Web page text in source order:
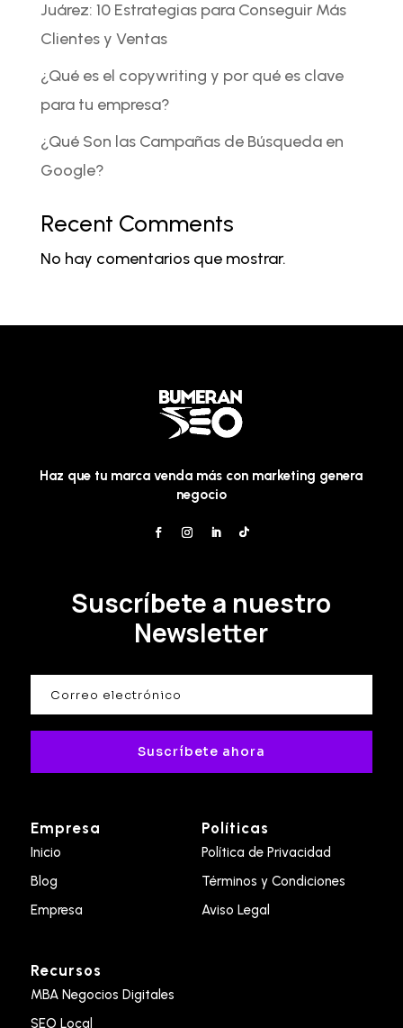
Juárez: 10 Estrategias para Conseguir Más
Clientes y Ventas
¿Qué es el copywriting y por qué es clave
para tu empresa?
¿Qué Son las Campañas de Búsqueda en
Google?
Recent Comments
No hay comentarios que mostrar.
Haz que tu marca venda más con marketing genera
negocio
Suscríbete a nuestro
Newsletter
Suscríbete ahora
Empresa
Inicio
Blog
Empresa
Políticas
Política de Privacidad
Términos y Condiciones
Aviso Legal
Recursos
MBA Negocios Digitales
SEO Local